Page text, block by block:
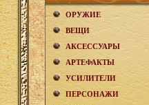
ОРУЖИЕ
ВЕЩИ
АКCЕСCУАРЫ
АРТЕФАКТЫ
УСИЛИТЕЛИ
ПЕРСОНАЖИ